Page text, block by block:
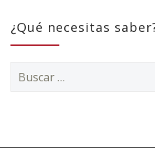
¿Qué necesitas